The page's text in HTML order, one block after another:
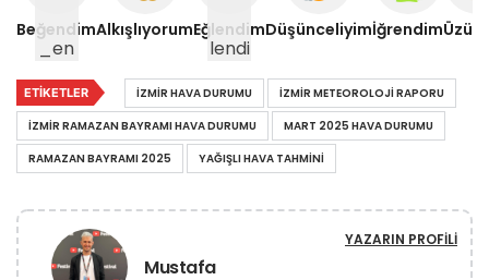
BeğendimAlkışlıyorumEğlendimDüşünceliyimİğrendim
ETIKETLER İZMIR HAVA DURUMU
İZMIR METEOROLOJI RAPORU
İZMIR RAMAZAN BAYRAMI HAVA DURUMU
MART 2025 HAVA DURUMU
RAMAZAN BAYRAMI 2025
YAĞIŞLI HAVA TAHMINI
Mustafa
YAZARIN PROFILI